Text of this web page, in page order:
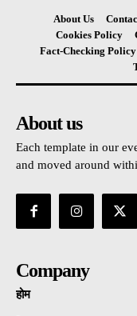
About Us
Cookies Policy
Fact-Checking Policy
About us
Each template in our
and moved around
Company
होम